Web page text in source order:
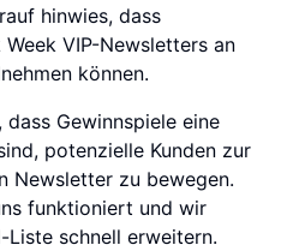
hinwies, dass
VIP-Newsletters an
können.
Gewinnspiele eine
potenzielle Kunden zur
Newsletter zu bewegen.
funktioniert und wir
Liste schnell erweitern.